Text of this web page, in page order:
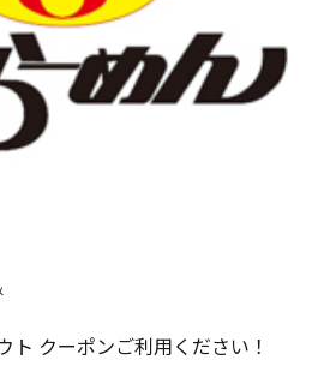
ト クーポンご利用ください！